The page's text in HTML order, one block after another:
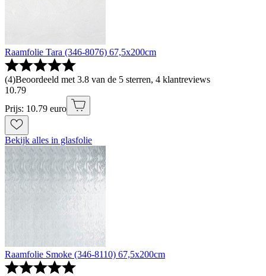
Raamfolie Tara (346-8076) 67,5x200cm
(4)Beoordeeld met 3.8 van de 5 sterren, 4 klantreviews
10.79
Prijs: 10.79 euro
Bekijk alles in glasfolie
Raamfolie Smoke (346-8110) 67,5x200cm